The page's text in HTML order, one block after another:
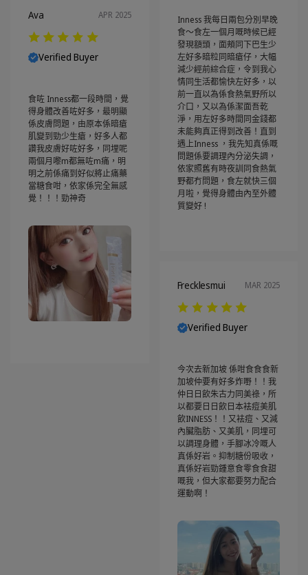
Ava APR 2025
Verified Buyer
食咗 Inness都一段時間，覺
得身體改善咗好多，最明顯
係皮膚問題，由原本係暗瘡
肌變到勁少生瘡，好多人都
讚我皮膚好咗好多，同埋呢
兩個月嚟m都無咗m痛，明
明之前係痛到好似將止痛藥
當糖食咁，依家係完全無感
覺！！！勁神奇
Inness 我每日兩包分別早晚
食～食左一個月嘅時候已經
發現額頭，面頰同下巴生少
左好多暗粒同暗瘡仔，大幅
減少經前綜合症，令到我心
情同生活都愉快左好多，以
前一直以為係食熱氣野所以
介口，又以為係潔面吾乾
淨，用左好多時間同金錢都
未能夠真正得到改善！直到
遇上Inness ，我先知真係嘅
問題係要調理內分泌失調，
依家照舊有時夜訓同食熱氣
野都冇問題，食左就快三個
月啦，覺得身體由內至外體
質變好 !
Frecklesmui MAR 2025
Verified Buyer
今次去新加坡 係咁食食食新
加坡仲要有好多炸嘢！！我
仲日日飲朱古力同美祿，所
以都要日日飲日本袪痘美肌
飲INNESS！！又袪痘、又減
內臟脂肪、又美肌，同埋可
以調理身體，手腳冰冷嘅人
真係好岩。抑制糖份吸收，
真係好岩勁鍾意食零食食甜
嘅我，但大家都要努力配合
運動啊！